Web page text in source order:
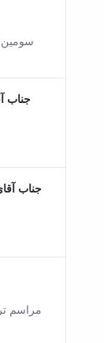
سومین
جناب
جناب